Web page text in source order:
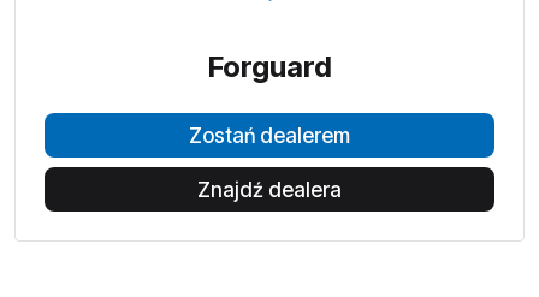
Forguard
Zostań dealerem
Znajdź dealera